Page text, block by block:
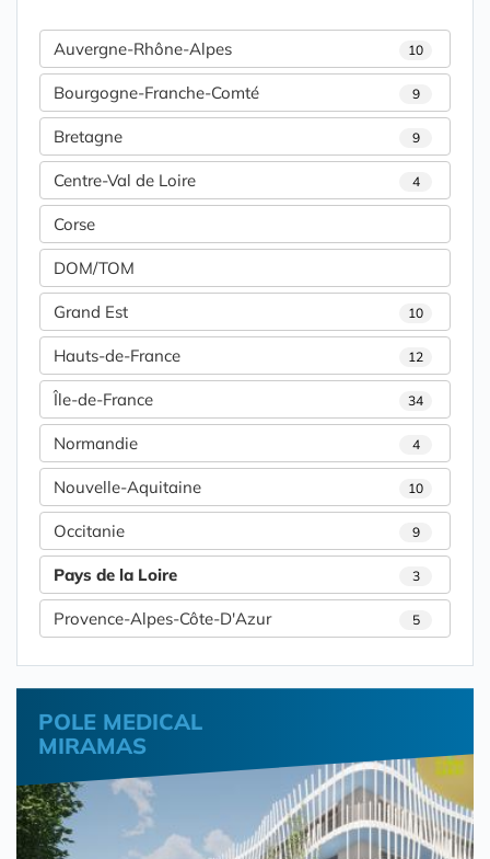
Auvergne-Rhône-Alpes 10
Bourgogne-Franche-Comté 9
Bretagne 9
Centre-Val de Loire 4
Corse
DOM/TOM
Grand Est 10
Hauts-de-France 12
Île-de-France 34
Normandie 4
Nouvelle-Aquitaine 10
Occitanie 9
Pays de la Loire 3
Provence-Alpes-Côte-D'Azur 5
POLE MEDICAL
MIRAMAS